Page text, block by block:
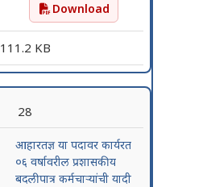
ई.सी.जी. तंत्रज्ञ या पदावर
Download
111.2 KB
28
आहारतज्ञ या पदावर कार्यरत
०६ वर्षावरील प्रशासकीय
बदलीपात्र कर्मचाऱ्यांची यादी